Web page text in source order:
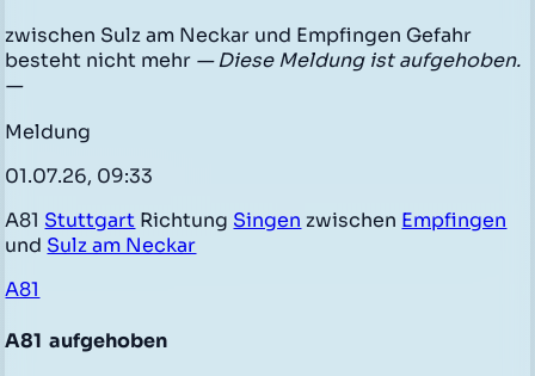
zwischen Sulz am Neckar und Empfingen Gefahr
besteht nicht mehr — Diese Meldung ist aufgehoben.
—
Meldung
01.07.26, 09:33
A81 Stuttgart Richtung Singen zwischen Empfingen
und Sulz am Neckar
A81
A81 aufgehoben